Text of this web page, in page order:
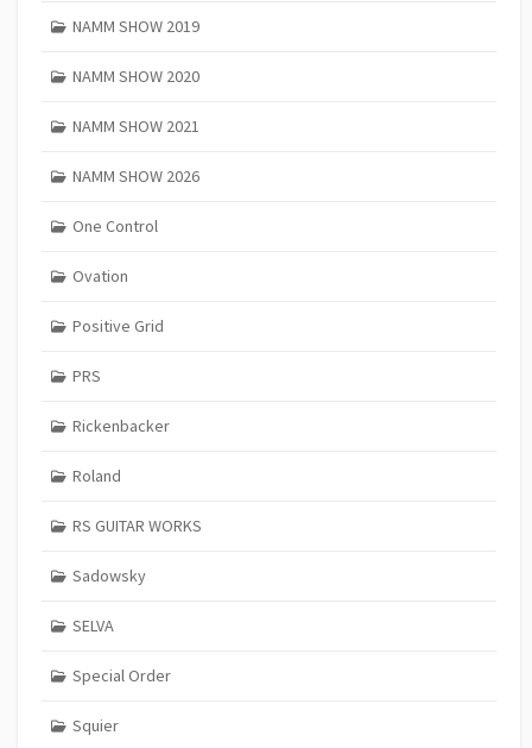
NAMM SHOW 2019
NAMM SHOW 2020
NAMM SHOW 2021
NAMM SHOW 2026
One Control
Ovation
Positive Grid
PRS
Rickenbacker
Roland
RS GUITAR WORKS
Sadowsky
SELVA
Special Order
Squier